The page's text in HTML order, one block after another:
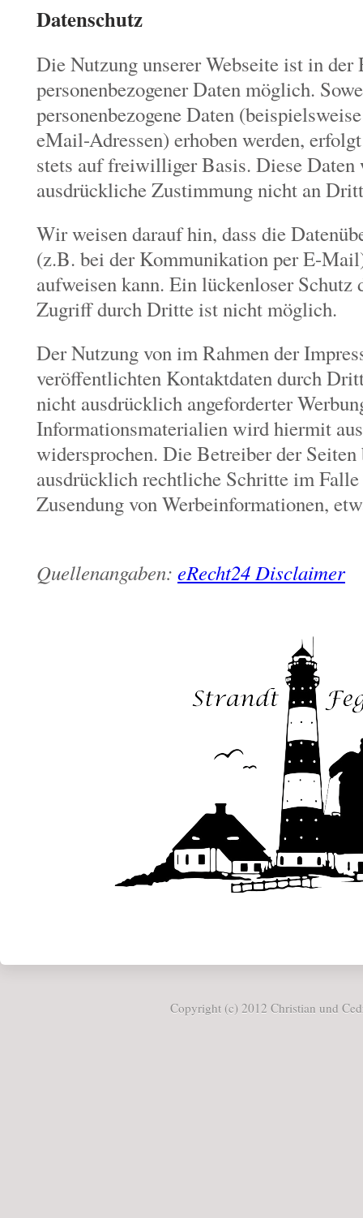
Datenschutz
Die Nutzung unserer Webseite ist in der
personenbezogener Daten möglich.
personenbezogene Daten
eMail-Adressen) erhoben werden,
stets auf freiwilliger Basis. Diese Daten
ausdrückliche Zustimmung nicht an
Wir weisen darauf hin, dass die
(z.B. bei der Kommunikation per E-
aufweisen kann. Ein lückenloser Schutz
Zugriff durch Dritte ist nicht möglich.
Der Nutzung von im Rahmen der
veröffentlichten Kontaktdaten durch
nicht ausdrücklich angeforderter
Informationsmaterialien wird hiermit
widersprochen. Die Betreiber der Seiten
ausdrücklich rechtliche Schritte im Falle
Zusendung von Werbeinformationen,
Quellenangaben: eRecht24 Disclaimer
Copyright (c) 2012 Christian und